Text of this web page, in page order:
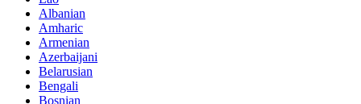
Albanian
Amharic
Armenian
Azerbaijani
Belarusian
Bengali
Bosnian